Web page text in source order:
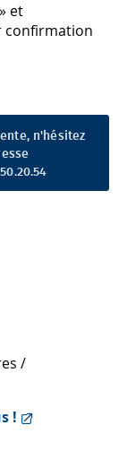
et
confirmation
n'hésitez
/
!